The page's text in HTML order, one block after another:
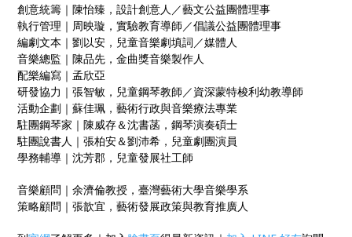
創意統籌｜陳怡臻，設計創意人／藝文公益團體理事
執行管理｜周映璇，實驗教育導師／倡議公益團體理事
編劇文本｜劉以安，兒童音樂劇填詞／媒體人
音樂總監｜陳品先，金曲獎音樂製作人
配樂編寫｜孟欣亞
研發協力｜張智敏，兒童鋼琴教師／資深蒙特梭利幼教導師
活動企劃｜蘇佳珮，藝術行政與音樂療法專業
駐團鋼琴家｜陳威存＆沈書菡，鋼琴演奏碩士
駐團說書人｜張柏安＆劉沛希，兒童劇團演員
學務輔導｜沈芳郡，兒童發展社工師
音樂顧問｜余濟倫教授，臺灣藝術大學音樂學系
策略顧問｜張歆宜，藝術發展政策與教育推廣人